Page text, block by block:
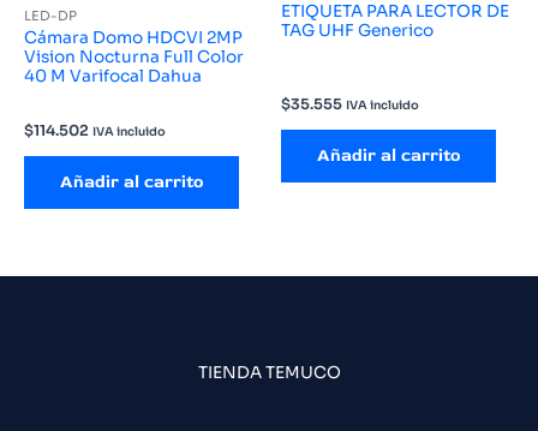
LED-DP
Cámara Domo HDCVI 2MP
Vision Nocturna Full Color
40 M Varifocal Dahua
$114.502 IVA incluido
Añadir al carrito
ETIQUETA PARA LECTOR DE
TAG UHF Generico
$35.555 IVA incluido
Añadir al carrito
TIENDA TEMUCO